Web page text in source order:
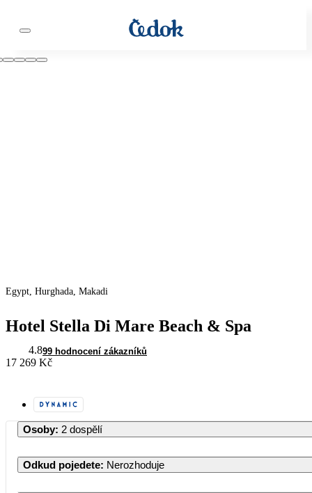
Egypt, Hurghada, Makadi
Hotel Stella Di Mare Beach & Spa
4.899 hodnocení zákazníků
17 269 Kč
Osoby: 2 dospělí
Odkud pojedete: Nerozhoduje